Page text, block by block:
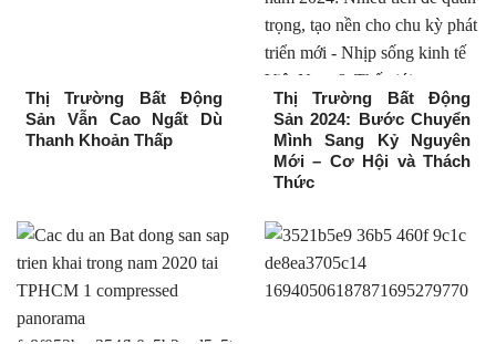
Thị Trường Bất Động
Sản Vẫn Cao Ngất Dù
Thanh Khoản Thấp
Thị Trường Bất Động
Sản 2024: Bước Chuyển
Mình Sang Kỷ Nguyên
Mới – Cơ Hội và Thách
Thức